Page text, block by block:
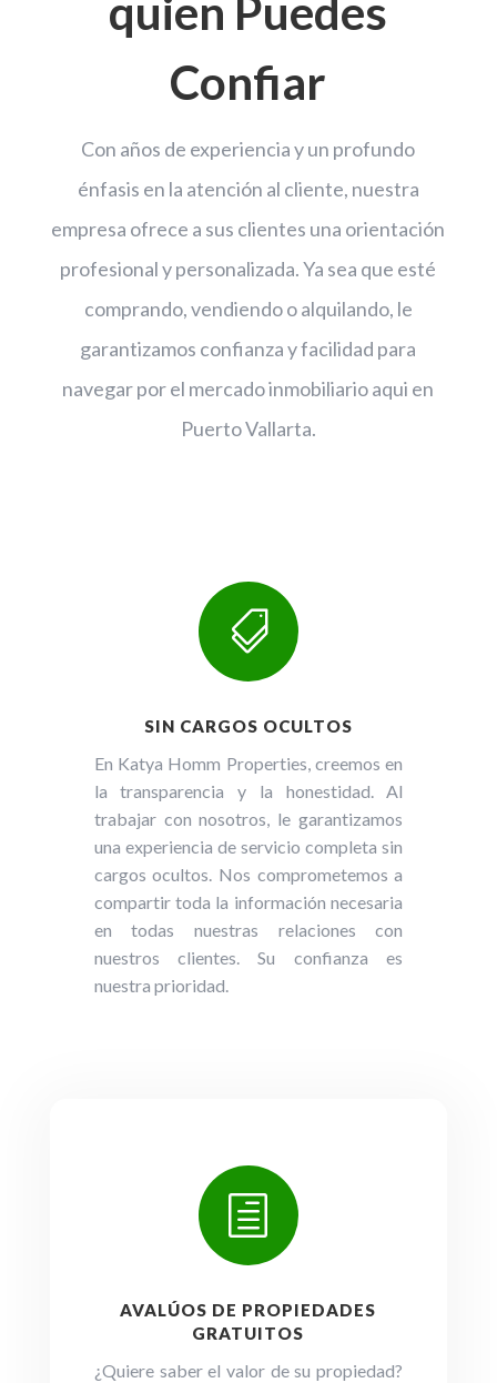
quien Puedes
Confiar
Con años de experiencia y un profundo
énfasis en la atención al cliente, nuestra
empresa ofrece a sus clientes una orientación
profesional y personalizada. Ya sea que esté
comprando, vendiendo o alquilando, le
garantizamos confianza y facilidad para
navegar por el mercado inmobiliario aqui en
Puerto Vallarta.

SIN CARGOS OCULTOS
En Katya Homm Properties, creemos en
la transparencia y la honestidad. Al
trabajar con nosotros, le garantizamos
una experiencia de servicio completa sin
cargos ocultos. Nos comprometemos a
compartir toda la información necesaria
en todas nuestras relaciones con
nuestros clientes. Su confianza es
nuestra prioridad.
h
AVALÚOS DE PROPIEDADES
GRATUITOS
¿Quiere saber el valor de su propiedad?